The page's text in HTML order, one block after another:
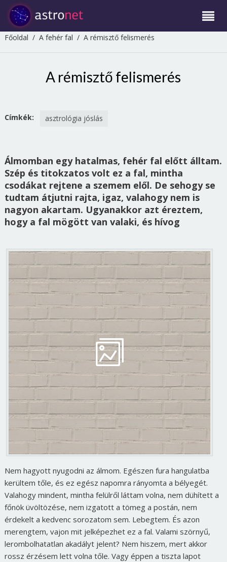
Főoldal / A fehér fal / A rémisztő felismerés
A rémisztő felismerés
Címkék: asztrológia jóslás
Álmomban egy hatalmas, fehér fal előtt álltam.
Szép és titokzatos volt ez a fal, mintha
csodákat rejtene a szemem elől. De sehogy se
tudtam átjutni rajta, igaz, valahogy nem is
nagyon akartam. Ugyanakkor azt éreztem,
hogy a fal mögött van valaki, és hívog
Nem hagyott nyugodni az álmom. Egészen fura hangulatba
kerültem tőle, és ez egész napomra rányomta a bélyegét.
Valahogy mindent, mintha felülről láttam volna, nem dühített a
főnök üvöltözése, nem izgatott a tömeg a postán, nem
érdekelt a kedvenc sorozatom sem. Lebegtem. És azon
merengtem, vajon mit jelképezhet ez a fal. Valami szörnyű,
lerombolhatatlan akadályt jelent? Nem hiszem, mert akkor
rossz érzésem lett volna tőle. Vagy éppen a tiszta lapot